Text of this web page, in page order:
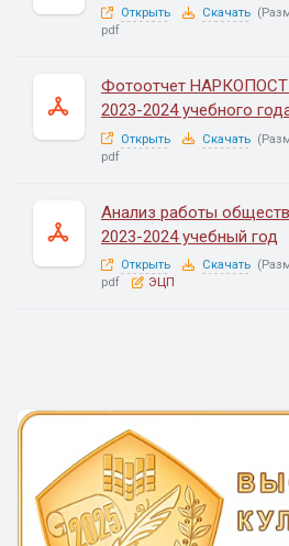
Открыть Скачать
pdf
Фотоотчет НАРКОПОСТ
2023-2024 учебного
Открыть Скачать
pdf
Анализ работы
2023-2024 учебный год
Открыть Скачать
pdf
ЭЦП